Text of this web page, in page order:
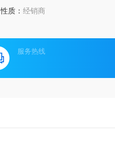
质：经销商
服务热线